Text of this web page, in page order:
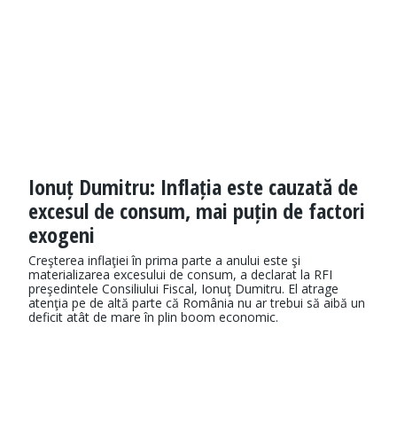
Ionuț Dumitru: Inflația este cauzată de
excesul de consum, mai puțin de factori
exogeni
Creşterea inflaţiei în prima parte a anului este şi
materializarea excesului de consum, a declarat la RFI
preşedintele Consiliului Fiscal, Ionuţ Dumitru. El atrage
atenţia pe de altă parte că România nu ar trebui să aibă un
deficit atât de mare în plin boom economic.